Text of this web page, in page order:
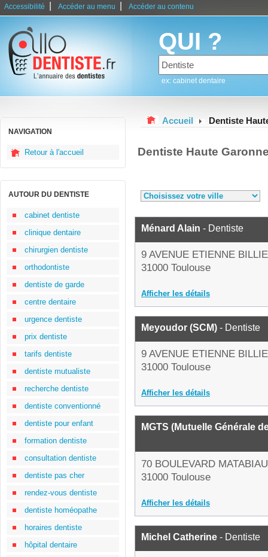
Accessibilité Accéder au menu Accéder au contenu
QUI ?
ex: cabinet dentaire
NAVIGATION
Retour à l'accueil
AUTOUR DU DENTISTE
cabinet dentiste
clinique dentaire
chirurgien dentiste
orthodontiste
dentiste de garde
centre dentaire
urgence dentiste
prix dentiste
tarifs dentiste
dentiste mutualiste
recherche dentiste
dentiste conventionné
dentiste pour enfant
formation dentiste
consultation dentiste
dentiste pas cher
rendez-vous dentiste
dentiste homéopathe
horaires dentiste
hôpital dentaire
Accueil Dentiste
Dentiste Haute
Ménard Alain - Dentiste
9 AVENUE ETIENNE
31000 Toulouse
Afficher les détails
Meyoudor (SCM) - Dentiste
9 AVENUE ETIENNE
31000 Toulouse
Afficher les détails
MGTS (Mutuelle Générale
70 BOULEVARD MATABIAU
31000 Toulouse
Afficher les détails
Michel Catherine - Dentiste